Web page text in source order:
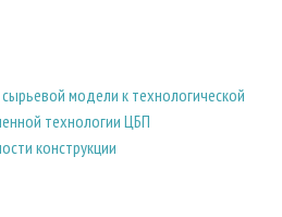
модели к технологической
технологии ЦБП
конструкции